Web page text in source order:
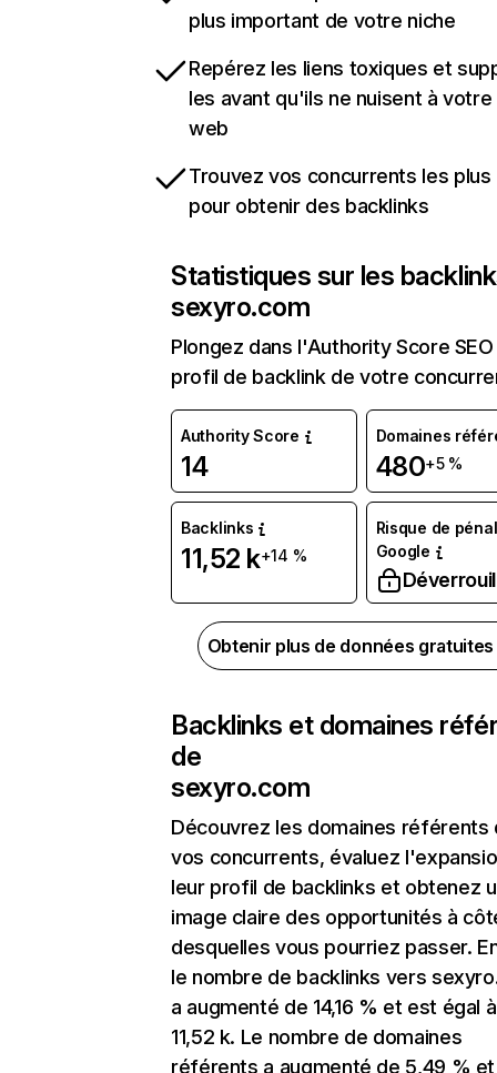
plus important de votre niche
Repérez les liens toxiques et
les avant qu'ils ne nuisent à
web
Trouvez vos concurrents les
pour obtenir des backlinks
Statistiques sur les
sexyro.com
Plongez dans l'Authority Score
profil de backlink de votre
Authority Score
14
Domaines
480+5 %
Backlinks
11,52 k+14 %
Risque de
Google
Obtenir plus de données
Backlinks et domaines
de
sexyro.com
Découvrez les domaines référents
vos concurrents, évaluez
leur profil de backlinks et obtenez
image claire des opportunités à
desquelles vous pourriez passer.
le nombre de backlinks vers
a augmenté de 14,16 % et est égal à
11,52 k. Le nombre de domaines
référents a augmenté de 5,49 %